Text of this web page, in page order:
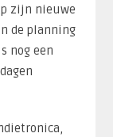
zijn nieuwe
de planning
nog een